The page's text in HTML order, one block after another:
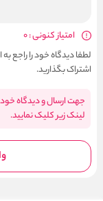
امتیاز کنونی : 0
لطفا دیدگاه خود را راجع به
اشتراک بگذارید.
جهت ارسال و دیدگاه
لینک زیر کلیک نمایید.